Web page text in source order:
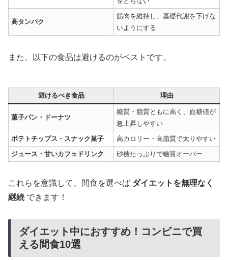
高タンパク
筋肉を維持し、基礎代謝を下げな
いようにする
また、以下の食品は避けるのがベストです。
避けるべき食品 理由
菓子パン・ドーナツ
糖質・脂質ともに高く、血糖値が
急上昇しやすい
ポテトチップス・スナック菓子
高カロリー・高脂質で太りやすい
ジュース・甘いカフェドリンク
砂糖たっぷりで糖質オーバー
これらを意識して、間食を選べば ダイエットを無理なく
継続 できます！
ダイエット中におすすめ！コンビニで買
える間食10選